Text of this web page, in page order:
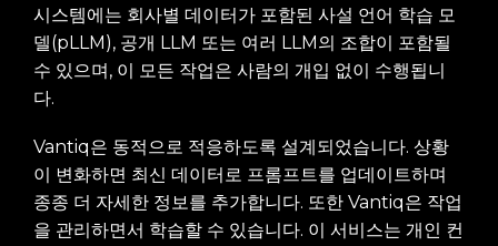
시스템에는 회사별 데이터가 포함된 사설 언어 학습 모
델(pLLM), 공개 LLM 또는 여러 LLM의 조합이 포함될
수 있으며, 이 모든 작업은 사람의 개입 없이 수행됩니
다.
Vantiq은 동적으로 적응하도록 설계되었습니다. 상황
이 변화하면 최신 데이터로 프롬프트를 업데이트하며
종종 더 자세한 정보를 추가합니다. 또한 Vantiq은 작업
을 관리하면서 학습할 수 있습니다. 이 서비스는 개인 컨